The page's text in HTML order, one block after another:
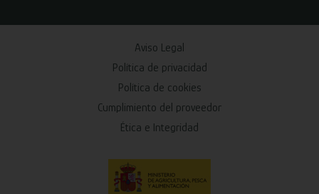
Aviso Legal
Política de privacidad
Política de cookies
Cumplimiento del proveedor
Ética e Integridad